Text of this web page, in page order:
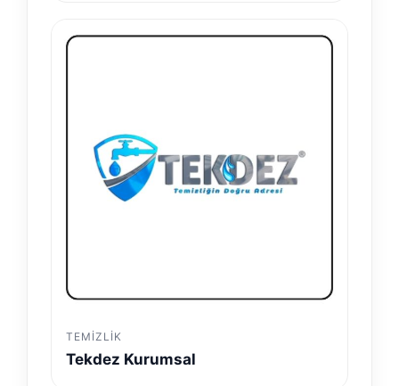
TEMIZLIK
Tekdez Kurumsal